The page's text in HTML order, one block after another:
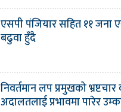
एसपी पंजियार सहित ११ जना
बढुवा हुँदै
निवर्तमान लप प्रमुखको
अदालतलाई प्रभावमा पारेर